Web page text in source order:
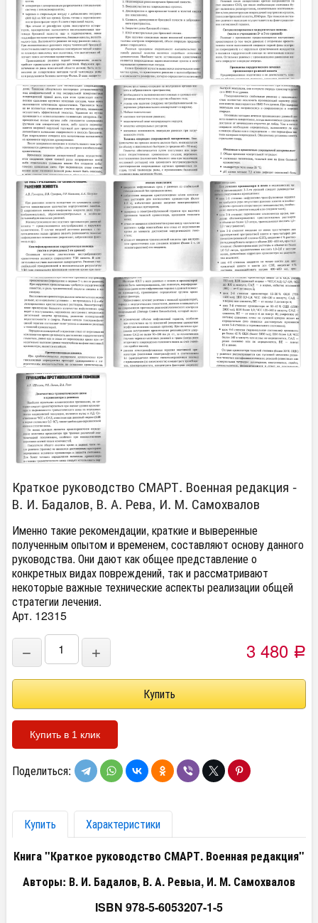
Краткое руководство СМАРТ. Военная редакция -
В. И. Бадалов, В. А. Рева, И. М. Самохвалов
Именно такие рекомендации, краткие и выверенные
полученным опытом и временем, составляют основу данного
руководства. Они дают как общее представление о
конкретных видах повреждений, так и рассматривают
некоторые важные технические аспекты реализации общей
стратегии лечения.
Арт. 12315
− + 3 480 Р
Купить в 1 клик
Поделиться:
Купить
Характеристики
Книга "Краткое руководство СМАРТ. Военная редакция"
Авторы: В. И. Бадалов, В. А. Ревыa, И. М. Самохвалов
ISBN 978-5-6053207-1-5